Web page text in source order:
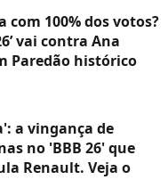
100% dos votos?
vai contra Ana
Paredão histórico
a vingança de
no 'BBB 26' que
Renault. Veja o